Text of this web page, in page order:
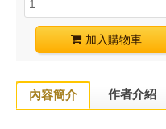
加入購物車
內容簡介 作者介紹